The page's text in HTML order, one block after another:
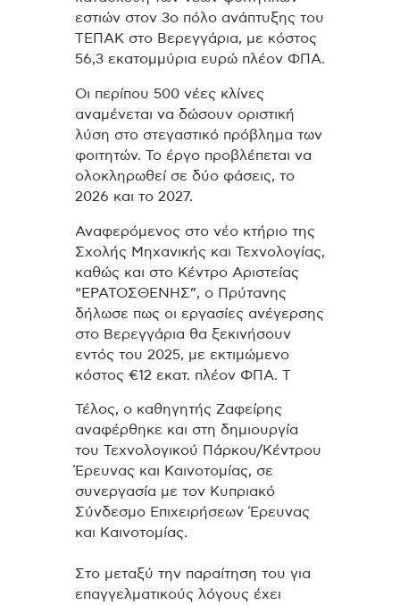
εστιών στον 3ο πόλο ανάπτυξης του
ΤΕΠΑΚ στο Βερεγγάρια, με κόστος
56,3 εκατομμύρια ευρώ πλέον ΦΠΑ.
Οι περίπου 500 νέες κλίνες
αναμένεται να δώσουν οριστική
λύση στο στεγαστικό πρόβλημα των
φοιτητών. Το έργο προβλέπεται να
ολοκληρωθεί σε δύο φάσεις, το
2026 και το 2027.
Αναφερόμενος στο νέο κτήριο της
Σχολής Μηχανικής και Τεχνολογίας,
καθώς και στο Κέντρο Αριστείας
“ΕΡΑΤΟΣΘΕΝΗΣ”, ο Πρύτανης
δήλωσε πως οι εργασίες ανέγερσης
στο Βερεγγάρια θα ξεκινήσουν
εντός του 2025, με εκτιμώμενο
κόστος €12 εκατ. πλέον ΦΠΑ. Τ
Τέλος, ο καθηγητής Ζαφείρης
αναφέρθηκε και στη δημιουργία
του Τεχνολογικού Πάρκου/Κέντρου
Έρευνας και Καινοτομίας, σε
συνεργασία με τον Κυπριακό
Σύνδεσμο Επιχειρήσεων Έρευνας
και Καινοτομίας.
Στο μεταξύ την παραίτηση του για
επαγγελματικούς λόγους έχει